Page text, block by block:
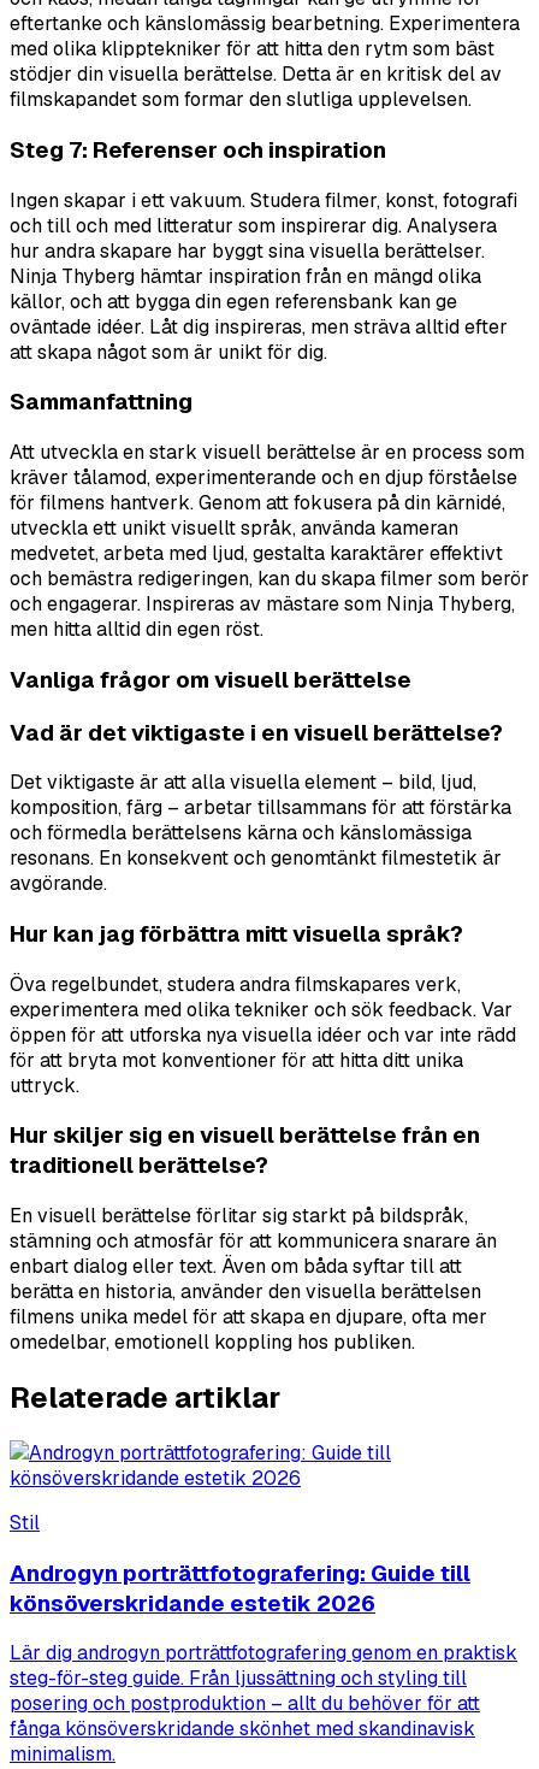
eftertanke och känslomässig bearbetning. Experimentera
med olika klipptekniker för att hitta den rytm som bäst
stödjer din visuella berättelse. Detta är en kritisk del av
filmskapandet som formar den slutliga upplevelsen.
Steg 7: Referenser och inspiration
Ingen skapar i ett vakuum. Studera filmer, konst, fotografi
och till och med litteratur som inspirerar dig. Analysera
hur andra skapare har byggt sina visuella berättelser.
Ninja Thyberg hämtar inspiration från en mängd olika
källor, och att bygga din egen referensbank kan ge
oväntade idéer. Låt dig inspireras, men sträva alltid efter
att skapa något som är unikt för dig.
Sammanfattning
Att utveckla en stark visuell berättelse är en process som
kräver tålamod, experimenterande och en djup förståelse
för filmens hantverk. Genom att fokusera på din kärnidé,
utveckla ett unikt visuellt språk, använda kameran
medvetet, arbeta med ljud, gestalta karaktärer effektivt
och bemästra redigeringen, kan du skapa filmer som berör
och engagerar. Inspireras av mästare som Ninja Thyberg,
men hitta alltid din egen röst.
Vanliga frågor om visuell berättelse
Vad är det viktigaste i en visuell berättelse?
Det viktigaste är att alla visuella element – bild, ljud,
komposition, färg – arbetar tillsammans för att förstärka
och förmedla berättelsens kärna och känslomässiga
resonans. En konsekvent och genomtänkt filmestetik är
avgörande.
Hur kan jag förbättra mitt visuella språk?
Öva regelbundet, studera andra filmskapares verk,
experimentera med olika tekniker och sök feedback. Var
öppen för att utforska nya visuella idéer och var inte rädd
för att bryta mot konventioner för att hitta ditt unika
uttryck.
Hur skiljer sig en visuell berättelse från en
traditionell berättelse?
En visuell berättelse förlitar sig starkt på bildspråk,
stämning och atmosfär för att kommunicera snarare än
enbart dialog eller text. Även om båda syftar till att
berätta en historia, använder den visuella berättelsen
filmens unika medel för att skapa en djupare, ofta mer
omedelbar, emotionell koppling hos publiken.
Relaterade artiklar
Stil
Androgyn porträttfotografering: Guide till
könsöverskridande estetik 2026
Lär dig androgyn porträttfotografering genom en praktisk
steg-för-steg guide. Från ljussättning och styling till
posering och postproduktion – allt du behöver för att
fånga könsöverskridande skönhet med skandinavisk
minimalism.